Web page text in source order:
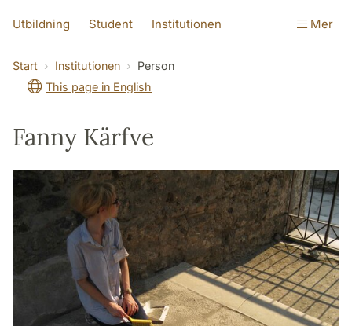
Utbildning Student Institutionen
Forskning Kontakt
Mer
Start Institutionen
Person
This page in English
Fanny Kärfve